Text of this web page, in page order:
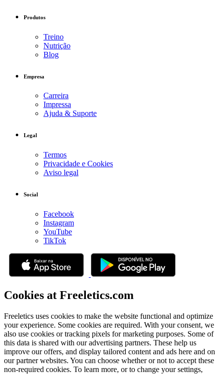
Produtos
Treino
Nutrição
Blog
Empresa
Carreira
Impressa
Ajuda & Suporte
Legal
Termos
Privacidade e Cookies
Aviso legal
Social
Facebook
Instagram
YouTube
TikTok
Cookies at Freeletics.com
Freeletics uses cookies to make the website functional and optimize
your experience. Some cookies are required. With your consent, we
also use cookies or tracking pixels for marketing purposes. Some of
this data is shared with our advertising partners. These help us
improve our offers, and display tailored content and ads here and on
our partner websites. You can choose whether or not to accept these
non-required cookies. To learn more, or to change your settings,